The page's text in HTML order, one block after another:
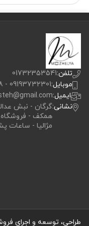
تلفن:01732353541
موبایل:09193732301 - 09196374158
ایمیل:
نشانی:
همکف - فروشگاه
مژالیا - ساعات
طراحی، توسعه و اجرای